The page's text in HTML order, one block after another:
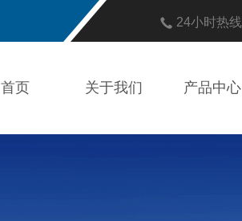
24小时热
首页 关于我们 产品中心